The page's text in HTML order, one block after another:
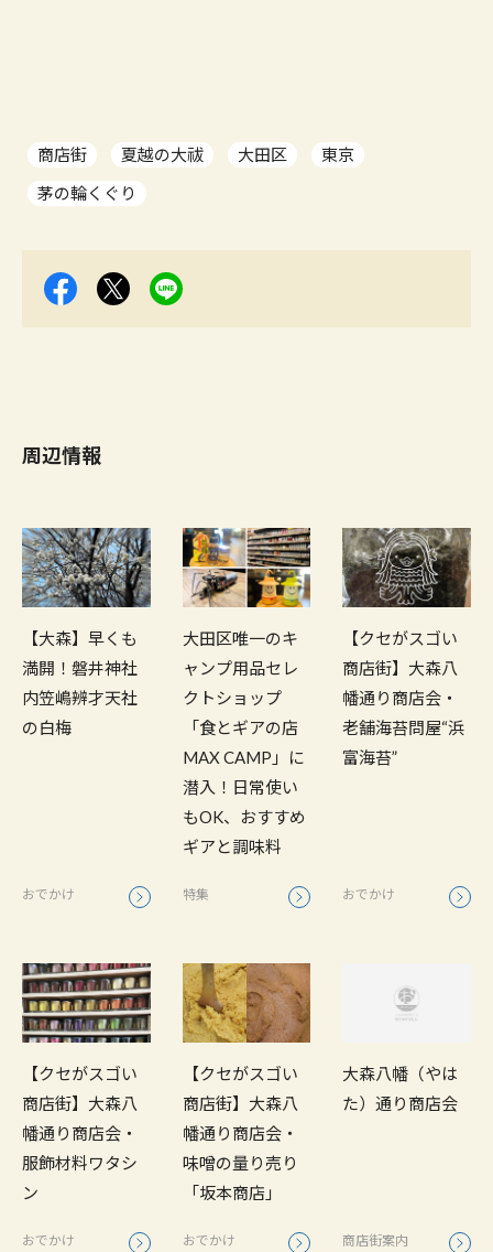
商店街 夏越の大祓 大田区
東京
茅の輪くぐり
周辺情報
【大森】早くも
満開！磐井神社
内笠嶋辨才天社
の白梅
おでかけ
大田区唯一のキ
ャンプ用品セレ
クトショップ
「食とギアの店
MAX CAMP」に
潜入！日常使い
もOK、おすすめ
ギアと調味料
特集
【クセがスゴい
商店街】大森八
幡通り商店会・
老舗海苔問屋“浜
富海苔”
おでかけ
【クセがスゴい
商店街】大森八
幡通り商店会・
服飾材料ワタシ
ン
おでかけ
【クセがスゴい
商店街】大森八
幡通り商店会・
味噌の量り売り
「坂本商店」
おでかけ
大森八幡（やは
た）通り商店会
商店街案内